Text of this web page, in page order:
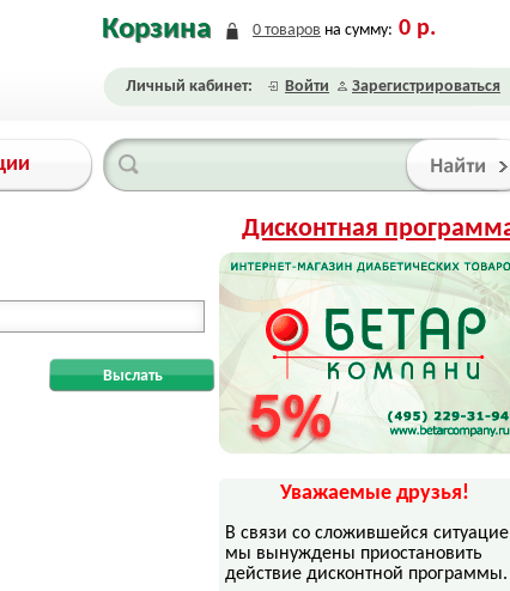
Корзина 0 товаров на сумму: 0 р.
Личный кабинет: Войти Зарегистрироваться
Выслать
Дисконтная
Уважаемые друзья!
В связи со сложившейся
мы вынуждены приостановить
действие дисконтной программы.